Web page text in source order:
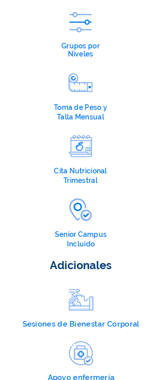
Grupos por
Niveles
Toma de Peso y
Talla Mensual
Cita Nutricional
Trimestral
Senior Campus
Incluido
Adicionales
Sesiones de Bienestar Corporal
Apoyo enfermería